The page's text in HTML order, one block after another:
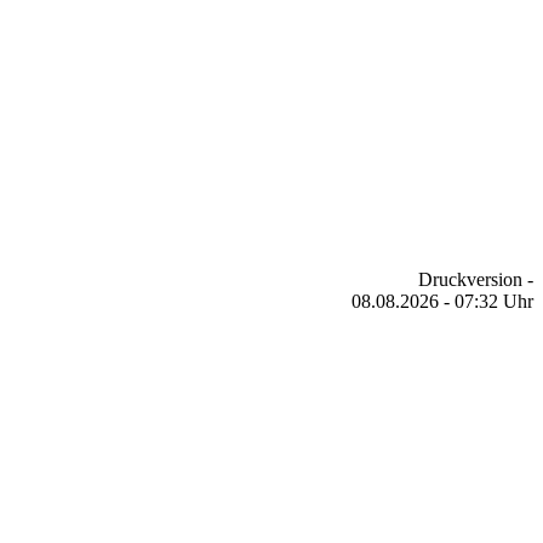
Druckversion -
08.08.2026 - 07:32 Uhr